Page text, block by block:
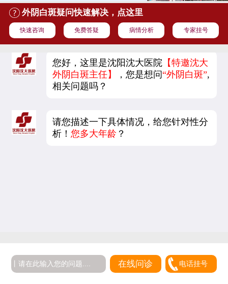
外阴白斑疑问快速解决，点这里
快速咨询 免费答疑 病情分析 专家挂号
您好，这里是沈阳沈大医院 【特邀沈大
外阴白斑主任】
，您是想问“外阴白斑”,
相关问题吗？
请您描述一下具体情况，给您针对性分
析！您多大年龄 ？
在线问诊 电话挂号
5